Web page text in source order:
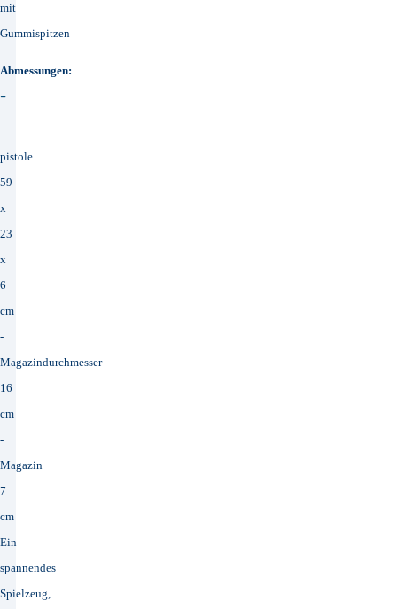
mit
Gummispitzen
Abmessungen:
-
pistole
59
x
23
x
6
cm
-
Magazindurchmesser
16
cm
-
Magazin
7
cm
Ein
spannendes
Spielzeug,